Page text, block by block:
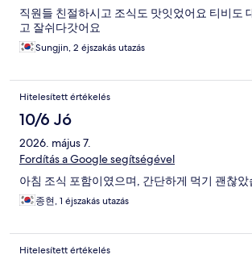
직원들 친절하시고 조식도 맛잇었어요 티비도
고 잘쉬다갓어요
Sungjin, 2 éjszakás utazás
Hitelesített értékelés
10/6 Jó
2026. május 7.
Fordítás a Google segítségével
아침 조식 포함이였으며, 간단하게 먹기 괜찮았
종현, 1 éjszakás utazás
Hitelesített értékelés